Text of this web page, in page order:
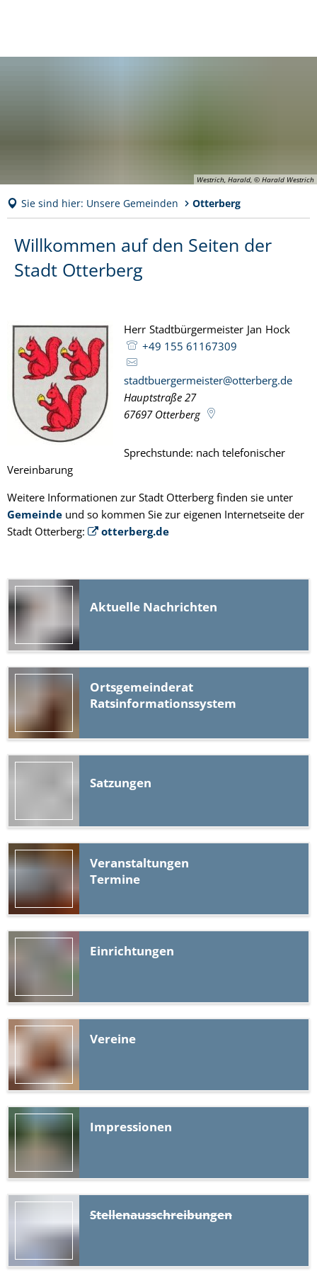
Westrich, Harald, © Harald Westrich
Sie sind hier: Unsere Gemeinden Otterberg
Otterberg
Willkommen auf den Seiten der
Stadt Otterberg
Herr Stadtbürgermeister Jan Hock
+49 155 61167309
stadtbuergermeister@otterberg.de
Hauptstraße 27
67697 Otterberg
Sprechstunde: nach telefonischer
Vereinbarung
Weitere Informationen zur Stadt Otterberg finden sie unter
Gemeinde und so kommen Sie zur eigenen Internetseite der
Stadt Otterberg:
otterberg.de
Aktuelle Nachrichten
Ortsgemeinderat
Ratsinformationssystem
Satzungen
Veranstaltungen
Termine
Einrichtungen
Vereine
Impressionen
Stellenausschreibungen